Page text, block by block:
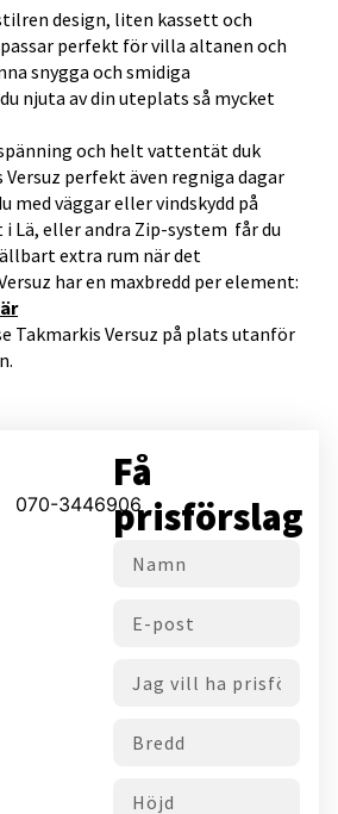
design, liten kassett och
perfekt för villa altanen och
snygga och smidiga
njuta av din uteplats så mycket
och helt vattentät duk
perfekt även regniga dagar
med väggar eller vindskydd på
i Lä, eller andra Zip-system får du
extra rum när det
har en maxbredd per element:
Takmarkis Versuz på plats utanför
Få
prisförslag